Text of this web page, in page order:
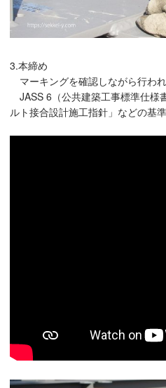
3.本締め
マーキングを確認しながら行われ
JASS 6（公共建築工事標準仕様
ルト接合設計施工指針」などの基準